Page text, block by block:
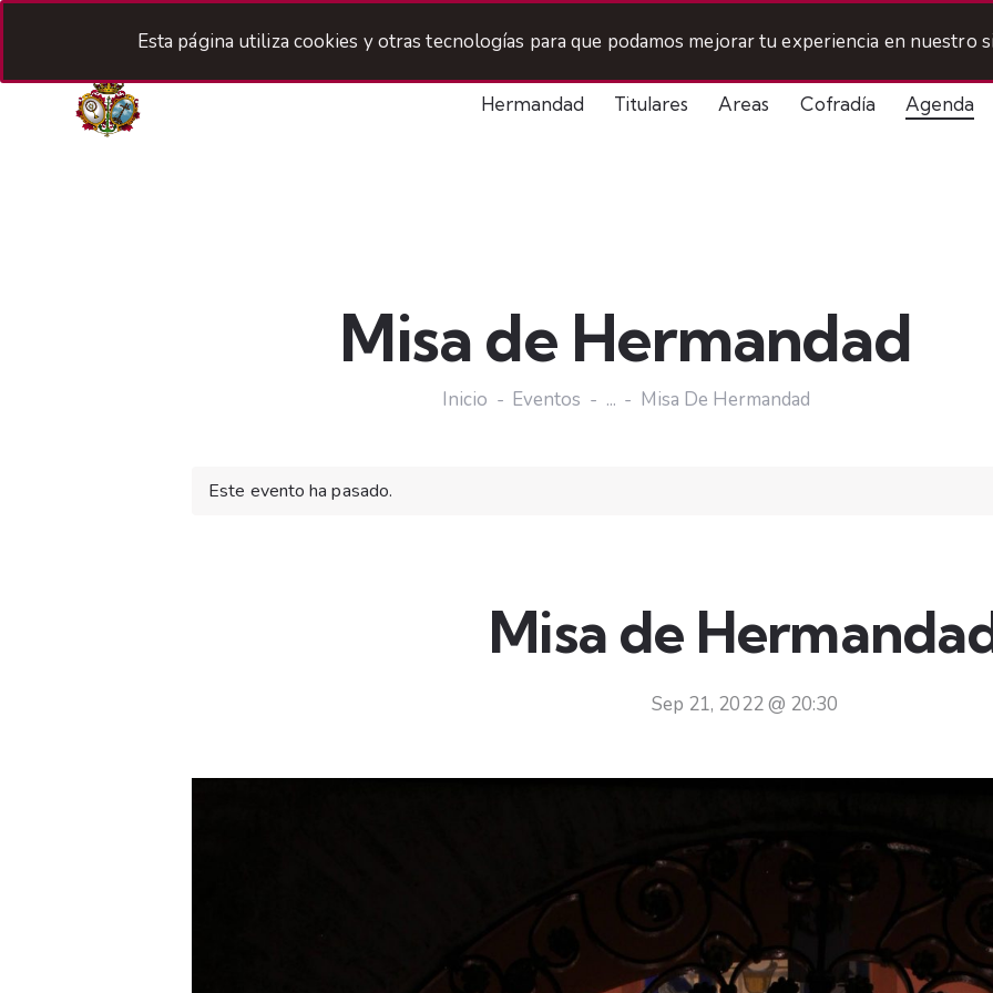
Hermandad Titulares Areas Cofradía Agenda
Misa de Hermandad
Inicio Eventos ... Misa De Hermandad
Este evento ha pasado.
Misa de
Sep 21, 2022 @ 20:30
Esta página utiliza cookies y otras tecnologías para que podamos mejorar tu experiencia en nuestro